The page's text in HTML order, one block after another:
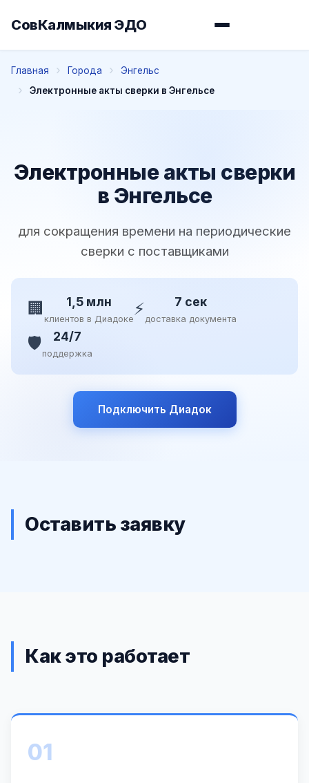
СовКалмыкия ЭДО
Главная Города
Энгельс
Электронные акты сверки в Энгельсе
Электронные акты сверки
в Энгельсе
для сокращения времени на периодические
сверки с поставщиками
🏢 1,5 млн
клиентов в Диадоке⚡ 7 сек
доставка документа
🛡️ 24/7
поддержка
Подключить Диадок
Оставить заявку
Как это работает
01